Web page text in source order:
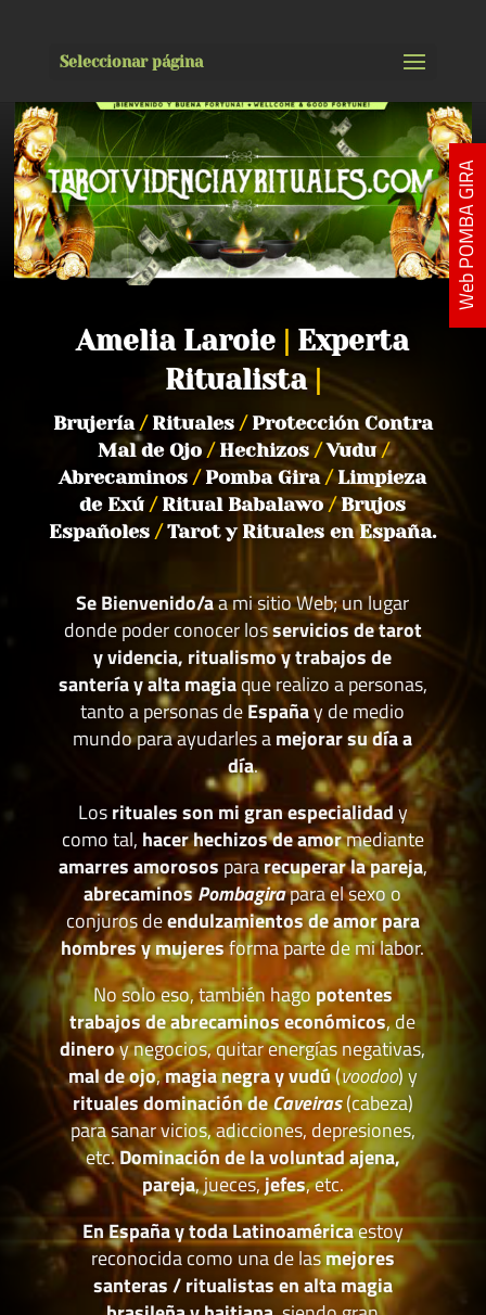
Seleccionar página
Amelia Laroie
Experta
Ritualista
Brujería /Rituales /Protección Contra
Mal de Ojo /Hechizos/Vudu/
Abrecaminos/Pomba Gira/Limpieza
de Exú/Ritual Babalawo/Brujos
Españoles/Tarot y Rituales en España.
Se Bienvenido/aa mi sitio Web; un lugar
donde poder conocer losservicios de tarot
y videncia, ritualismo y trabajos de
santería y alta magiaque realizo a personas,
tanto a personas deEspañay de medio
mundo para ayudarles amejorar su día a
día.
Losrituales son mi gran especialidady
como tal, hacer hechizos de amormediante
amarres amorosospararecuperar la pareja,
abrecaminosPombagirapara el sexo o
conjuros deendulzamientos de amor para
hombres y mujeresforma parte de mi labor.
No solo eso, también hagopotentes
trabajos de abrecaminos económicos, de
dineroy negocios, quitar energías negativas,
mal de ojo,magia negra y vudú(voodoo) y
rituales dominación deCaveiras(cabeza)
para sanar vicios, adicciones, depresiones,
etc.Dominación de la voluntad ajena,
pareja, jueces,jefes, etc.
En España y toda Latinoaméricaestoy
reconocida como una de lasmejores
santeras / ritualistas en alta magia
Web POMBA GIRA